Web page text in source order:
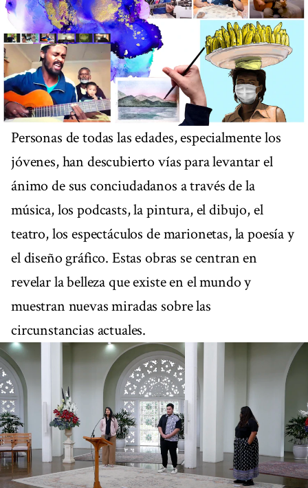
Personas de todas las edades, especialmente los
jóvenes, han descubierto vías para levantar el
ánimo de sus conciudadanos a través de la
música, los podcasts, la pintura, el dibujo, el
teatro, los espectáculos de marionetas, la poesía y
el diseño gráfico. Estas obras se centran en
revelar la belleza que existe en el mundo y
muestran nuevas miradas sobre las
circunstancias actuales.